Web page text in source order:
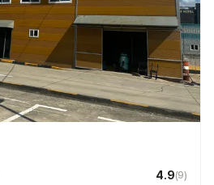
4.9(9)